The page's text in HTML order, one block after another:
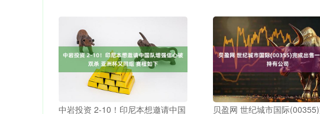
中岩投资 2-10！印尼本想邀请中国
贝盈网 世纪城市国际